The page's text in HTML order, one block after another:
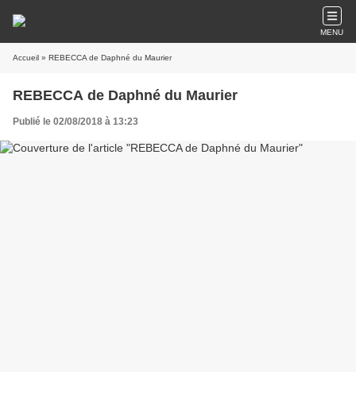
MENU
Accueil » REBECCA de Daphné du Maurier
REBECCA de Daphné du Maurier
Publié le 02/08/2018 à 13:23